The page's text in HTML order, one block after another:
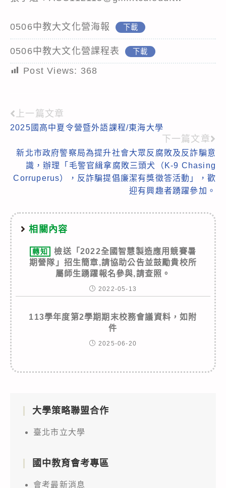
0506中教大文化營海報 下載
0506中教大文化營課程表 下載
Post Views: 368
Read
more
articles
上一篇文章
2025國高中夏令營暨外語課程/東海大學
下一篇文章
新北市政府警察局為提升社會大眾反腐敗及反詐騙意
識，辦理「毛警官緝拿腐敗三頭犬（K-9 Chasing
Corruperus），反詐騙提倡廉潔有獎徵答活動」，歡
迎有興趣者踴躍參加。
相關內容
轉知
檢送「2022全國智慧製造應用競賽暑
期營隊」招生簡章,請協助公告並鼓勵貴校所
屬師生踴躍報名參與,請查照。
2022-05-13
113學年度第2學期期末校務會議資料，如附
件
2025-06-20
大學策略聯盟合作
臺北市立大學
國中教育會考專區
會考最新消息